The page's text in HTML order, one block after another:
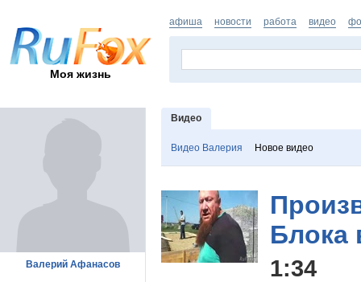
Моя жизнь
афиша новости работа видео
Видео
Видео Валерия Новое видео
Блока
1:34
Валерий Афанасов